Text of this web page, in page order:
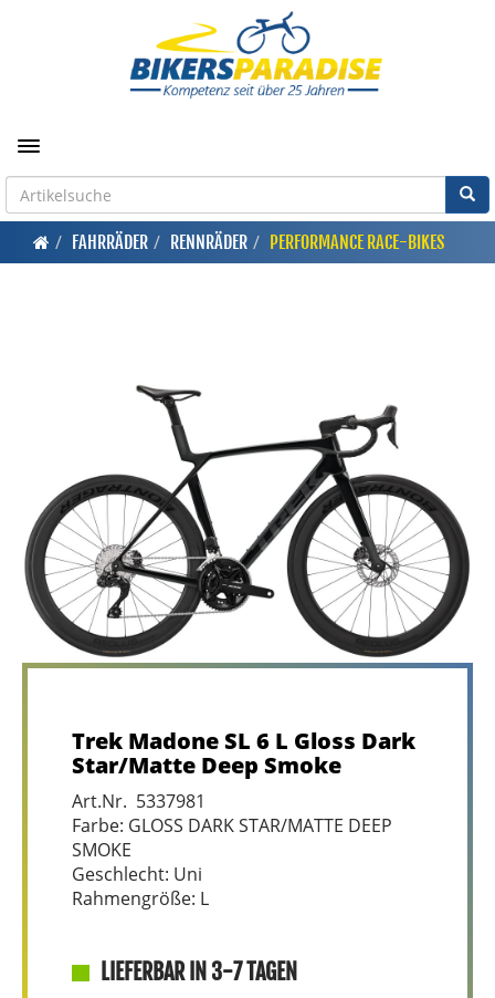
Toggle navigation
FAHRRÄDER RENNRÄDER PERFORMANCE RACE-BIKES
Trek Madone SL 6 L Gloss Dark
Star/Matte Deep Smoke
Art.Nr. 5337981
Farbe: GLOSS DARK STAR/MATTE DEEP
SMOKE
Geschlecht: Uni
Rahmengröße: L
LIEFERBAR IN 3-7 TAGEN